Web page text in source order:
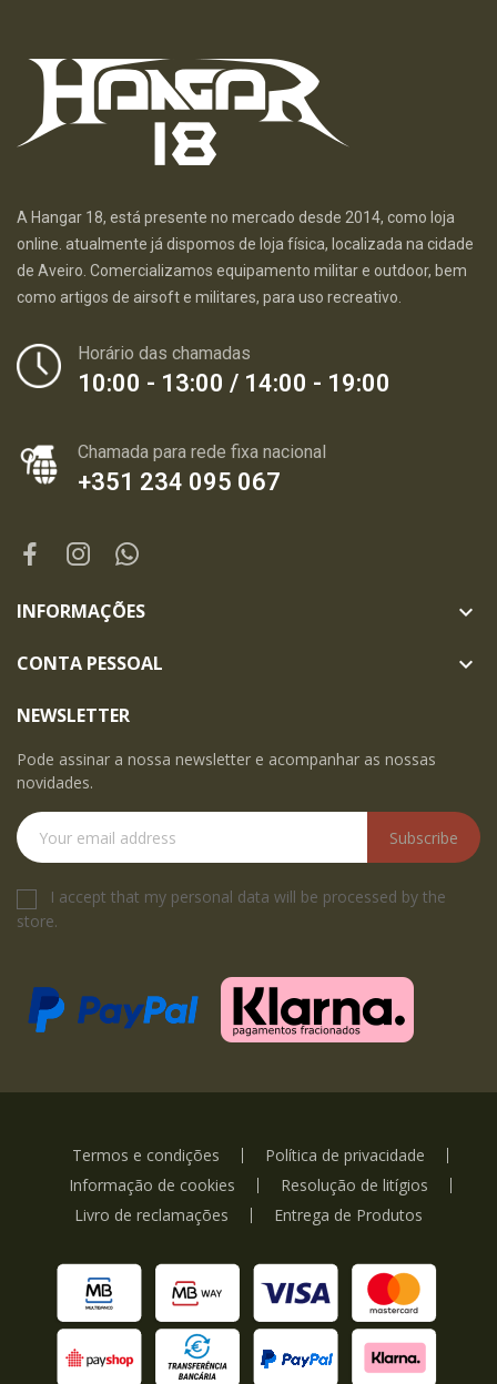
A Hangar 18, está presente no mercado desde 2014, como loja
online. atualmente já dispomos de loja física, localizada na cidade
de Aveiro. Comercializamos equipamento militar e outdoor, bem
como artigos de airsoft e militares, para uso recreativo.
Horário das chamadas
10:00 - 13:00 / 14:00 - 19:00
Chamada para rede fixa nacional
+351 234 095 067
INFORMAÇÕES 
CONTA PESSOAL 
NEWSLETTER
Pode assinar a nossa newsletter e acompanhar as nossas
novidades.
Subscribe
I accept that my personal data will be processed by the
store.
Termos e condições
Política de privacidade
Informação de cookies
Resolução de litígios
Livro de reclamações
Entrega de Produtos